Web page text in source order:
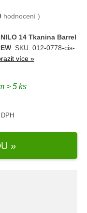
hodnocení )
14 Tkanina Barrel
. SKU: 012-0778-cis-
více »
> 5 ks
»